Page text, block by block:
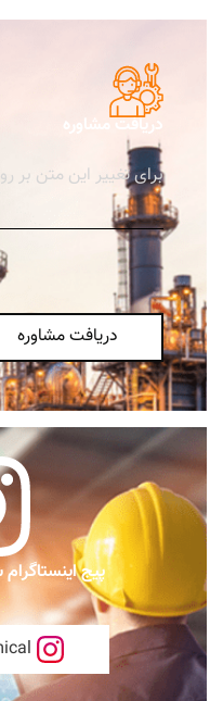
دریافت مشاوره
برای تغییر این متن بر
دریافت مشاوره
پیج